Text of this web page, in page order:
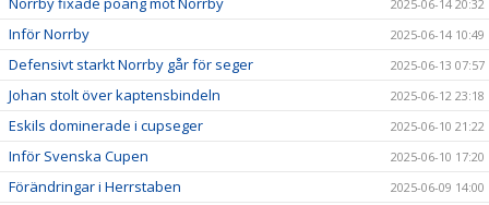
2025-06-14 20:32
Inför Norrby 2025-06-14 10:49
Defensivt starkt Norrby går för seger 2025-06-13 07:57
Johan stolt över kaptensbindeln 2025-06-12 23:18
Eskils dominerade i cupseger 2025-06-10 21:22
Inför Svenska Cupen 2025-06-10 17:20
Förändringar i Herrstaben 2025-06-09 14:00